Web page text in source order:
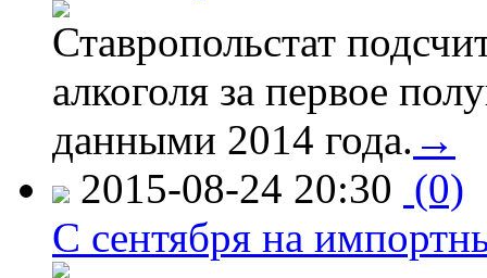
Ставропольстат
алкоголя за первое
данными 2014 года. →
2015-08-24 20:30 (0)
C сентября на